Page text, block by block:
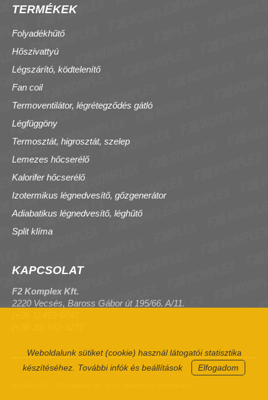
Weboldalunk sütiket (cookie) használ látogatói statisztika
készítéséhez.
További infók és beállítások Elfogadom
TERMÉKEK
Folyadékhűtő
Hőszivattyú
Légszárító, ködtelenítő
Fan coil
Termoventilátor, légrétegződés gátló
Légfüggöny
Termosztát, higrosztát, szelep
Lemezes hőcserélő
Kalorifer hőcserélő
Izotermikus légnedvesítő, gőzgenerátor
Adiabatikus légnedvesítő, léghűtő
Split klíma
KAPCSOLAT
F2 Komplex Kft.
2220 Vecsés, Baross Gábor út 195/66. A/11.